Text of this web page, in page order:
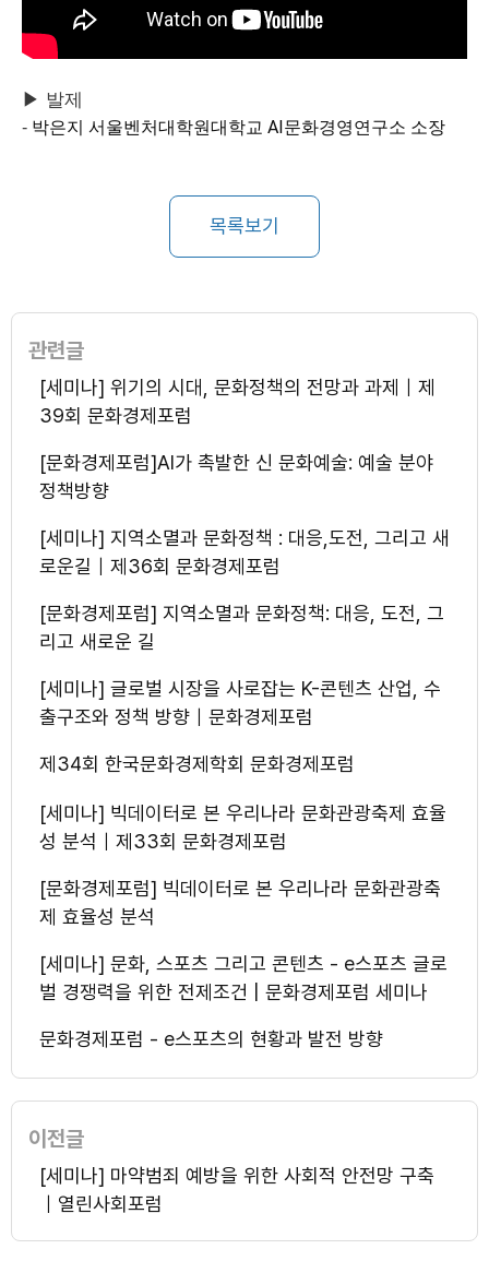
▶ 발제
- 박은지 서울벤처대학원대학교 AI문화경영연구소 소장
목록보기
관련글
[세미나] 위기의 시대, 문화정책의 전망과 과제｜제
39회 문화경제포럼
[문화경제포럼]AI가 촉발한 신 문화예술: 예술 분야
정책방향
[세미나] 지역소멸과 문화정책 : 대응,도전, 그리고 새
로운길｜제36회 문화경제포럼
[문화경제포럼] 지역소멸과 문화정책: 대응, 도전, 그
리고 새로운 길
[세미나] 글로벌 시장을 사로잡는 K-콘텐츠 산업, 수
출구조와 정책 방향｜문화경제포럼
제34회 한국문화경제학회 문화경제포럼
[세미나] 빅데이터로 본 우리나라 문화관광축제 효율
성 분석｜제33회 문화경제포럼
[문화경제포럼] 빅데이터로 본 우리나라 문화관광축
제 효율성 분석
[세미나] 문화, 스포츠 그리고 콘텐츠 - e스포츠 글로
벌 경쟁력을 위한 전제조건 | 문화경제포럼 세미나
문화경제포럼 - e스포츠의 현황과 발전 방향
이전글
[세미나] 마약범죄 예방을 위한 사회적 안전망 구축
｜열린사회포럼